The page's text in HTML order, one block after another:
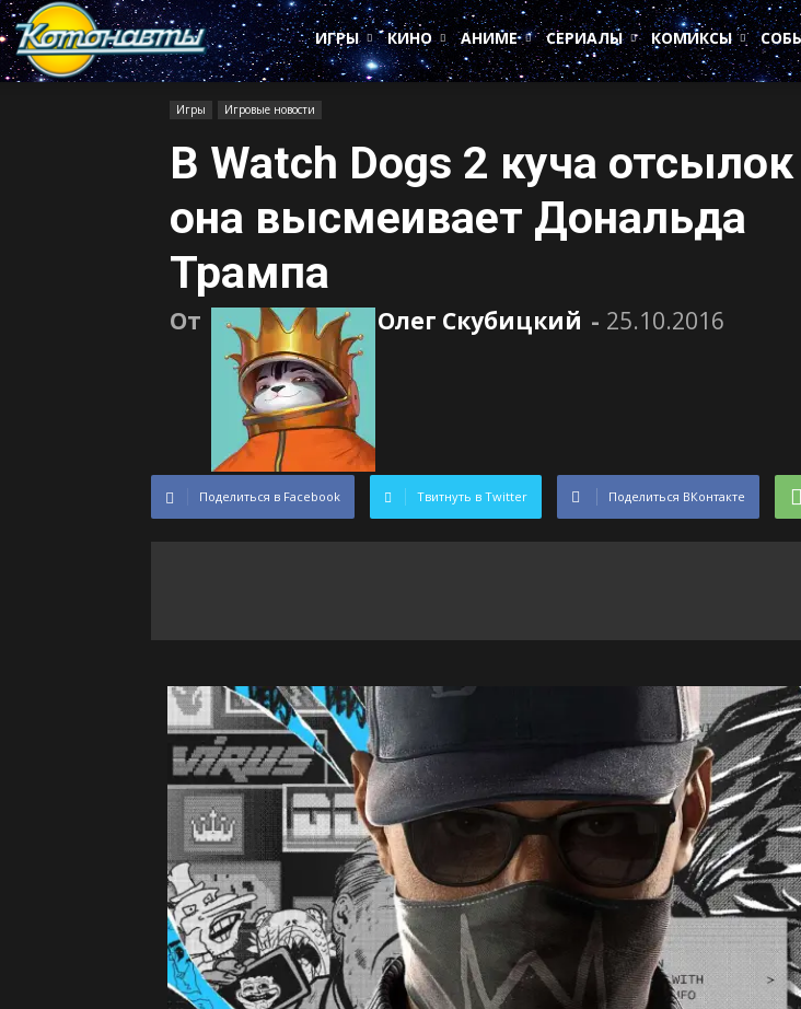
Котонавты
ИГРЫ
КИНО АНИМЕ СЕРИАЛЫ КОМИКСЫ
Игры Игровые новости
В Watch Dogs 2 куча отсылок
она высмеивает Дональда
Трампа
От Олег Скубицкий - 25.10.2016
Поделиться в Facebook Твитнуть в Twitter Поделиться ВКонтакте